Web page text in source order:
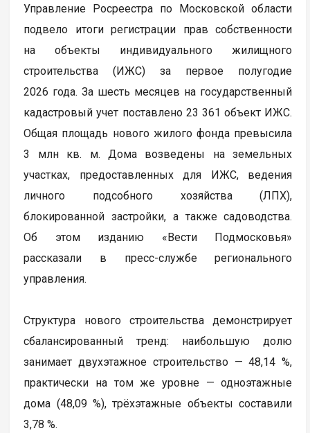
Управление Росреестра по Московской области
подвело итоги регистрации прав собственности
на объекты индивидуального жилищного
строительства (ИЖС) за первое полугодие
2026 года. За шесть месяцев на государственный
кадастровый учет поставлено 23 361 объект ИЖС.
Общая площадь нового жилого фонда превысила
3 млн кв. м. Дома возведены на земельных
участках, предоставленных для ИЖС, ведения
личного подсобного хозяйства (ЛПХ),
блокированной застройки, а также садоводства.
Об этом изданию «Вести Подмосковья»
рассказали в пресс-службе регионального
управления.
Структура нового строительства демонстрирует
сбалансированный тренд: наибольшую долю
занимает двухэтажное строительство — 48,14 %,
практически на том же уровне — одноэтажные
дома (48,09 %), трёхэтажные объекты составили
3,78 %.